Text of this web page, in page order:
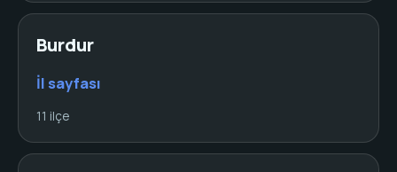
Burdur
İl sayfası
11 ilçe